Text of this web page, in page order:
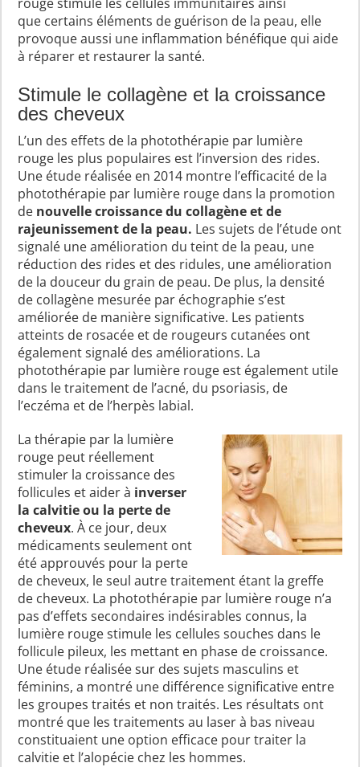
que certains éléments de guérison de la peau, elle
provoque aussi une inflammation bénéfique qui aide
à réparer et restaurer la santé.
Stimule le collagène et la croissance
des cheveux
L’un des effets de la photothérapie par lumière
rouge les plus populaires est l’inversion des rides.
Une étude réalisée en 2014 montre l’efficacité de la
photothérapie par lumière rouge dans la promotion
de nouvelle croissance du collagène et de
rajeunissement de la peau. Les sujets de l’étude ont
signalé une amélioration du teint de la peau, une
réduction des rides et des ridules, une amélioration
de la douceur du grain de peau. De plus, la densité
de collagène mesurée par échographie s’est
améliorée de manière significative. Les patients
atteints de rosacée et de rougeurs cutanées ont
également signalé des améliorations. La
photothérapie par lumière rouge est également utile
dans le traitement de l’acné, du psoriasis, de
l’eczéma et de l’herpès labial.
La thérapie par la lumière
rouge peut réellement
stimuler la croissance des
follicules et aider à inverser
la calvitie ou la perte de
cheveux. À ce jour, deux
médicaments seulement ont
été approuvés pour la perte
de cheveux, le seul autre traitement étant la greffe
de cheveux. La photothérapie par lumière rouge n’a
pas d’effets secondaires indésirables connus, la
lumière rouge stimule les cellules souches dans le
follicule pileux, les mettant en phase de croissance.
Une étude réalisée sur des sujets masculins et
féminins, a montré une différence significative entre
les groupes traités et non traités. Les résultats ont
montré que les traitements au laser à bas niveau
constituaient une option efficace pour traiter la
calvitie et l’alopécie chez les hommes.